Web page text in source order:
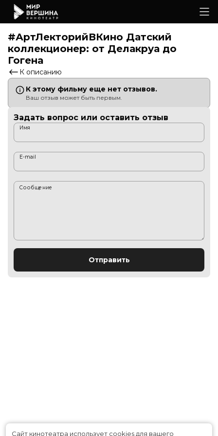
#АртЛекторийВКино Датский
коллекционер: от Делакруа до
Гогена
К описанию
К этому фильму еще нет отзывов.
Ваш отзыв может быть первым.
Задать вопрос или оставить отзыв
Имя
E-mail
Сообщение
Отправить
Сайт кинотеатра использует cookies для вашего